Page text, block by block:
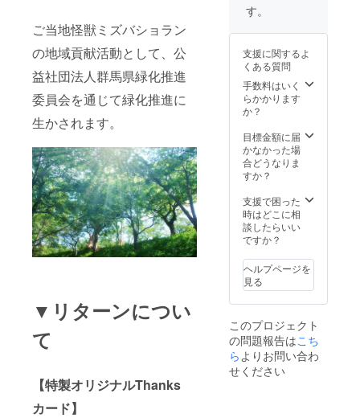
ご当地怪獣ミズバショラン
の地域貢献活動として、公
益社団法人群馬県緑化推進
委員会を通じて緑化推進に
生かされます。
▼リターンについ
て
【特製オリジナルThanks
カード】
す。
支援に関するよ
くある質問
手数料はいく
らかかります
か？
目標金額に届
かなかった場
合どうなりま
すか？
支援で困った
時はどこに相
談したらいい
ですか？
ヘルプページを
見る
このプロジェクト
の問題報告はこち
ら よりお問い合わ
せください